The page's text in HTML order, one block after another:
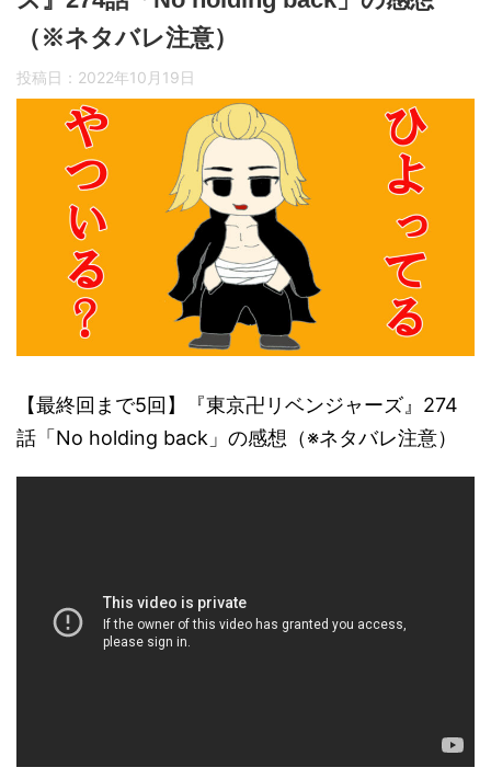
（※ネタバレ注意）
投稿日： 2022年10月19日
【最終回まで5回】『東京卍リベンジャーズ』274
話「No holding back」の感想（※ネタバレ注意）